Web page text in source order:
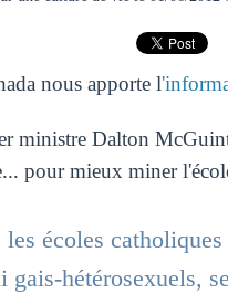
nous apporte l
ministre Dalton
pour mieux miner
les écoles
gais-hétérosexuels,